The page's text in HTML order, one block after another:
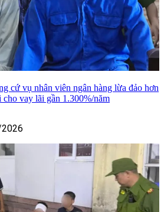
cứ vụ nhân viên ngân hàng lừa đảo hơn
vay lãi gần 1.300%/năm